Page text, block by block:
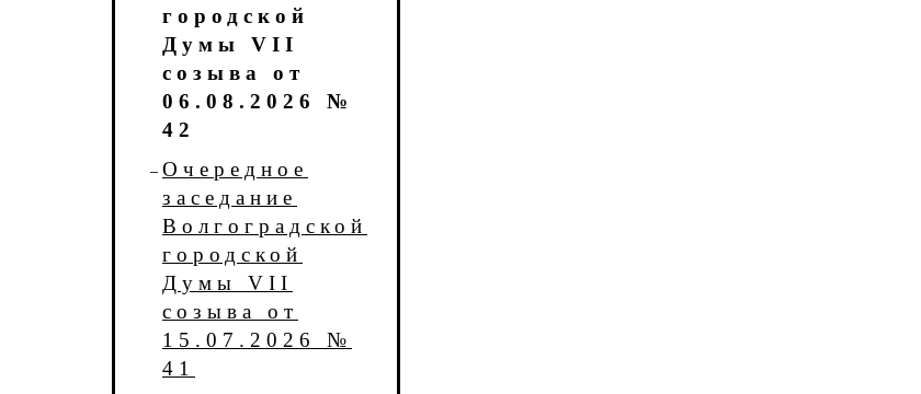
городской
Думы VII
созыва от
06.08.2026 №
42
Очередное
заседание
Волгоградской
городской
Думы VII
созыва от
15.07.2026 №
41